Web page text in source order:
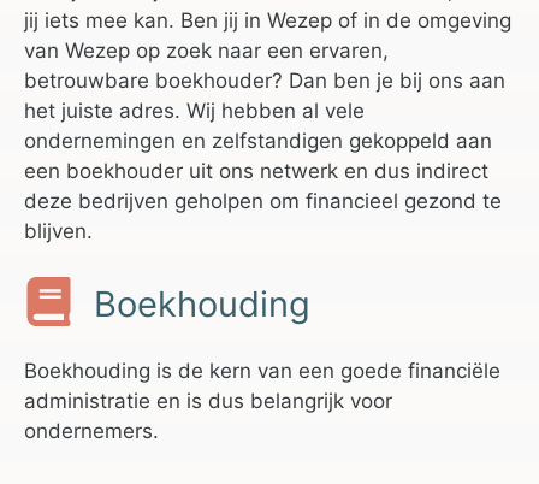
jij iets mee kan. Ben jij in Wezep of in de omgeving
van Wezep op zoek naar een ervaren,
betrouwbare boekhouder? Dan ben je bij ons aan
het juiste adres. Wij hebben al vele
ondernemingen en zelfstandigen gekoppeld aan
een boekhouder uit ons netwerk en dus indirect
deze bedrijven geholpen om financieel gezond te
blijven.
Boekhouding
Boekhouding is de kern van een goede financiële
administratie en is dus belangrijk voor
ondernemers.